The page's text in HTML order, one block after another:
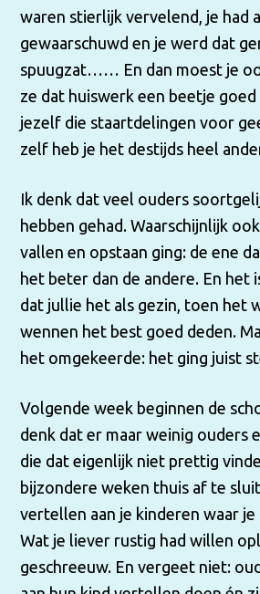
waren stierlijk vervelend, je had
gewaarschuwd en je werd dat
spuugzat…… En dan moest je
ze dat huiswerk een beetje
jezelf die staartdelingen voor
zelf heb je het destijds heel
Ik denk dat veel ouders
hebben gehad. Waarschijnlijk
vallen en opstaan ging: de ene
het beter dan de andere. En het
dat jullie het als gezin, toen het
wennen het best goed deden.
het omgekeerde: het ging juist
Volgende week beginnen de
denk dat er maar weinig ouders
die dat eigenlijk niet prettig
bijzondere weken thuis af te
vertellen aan je kinderen waar je
Wat je liever rustig had willen
geschreeuw. En vergeet niet: